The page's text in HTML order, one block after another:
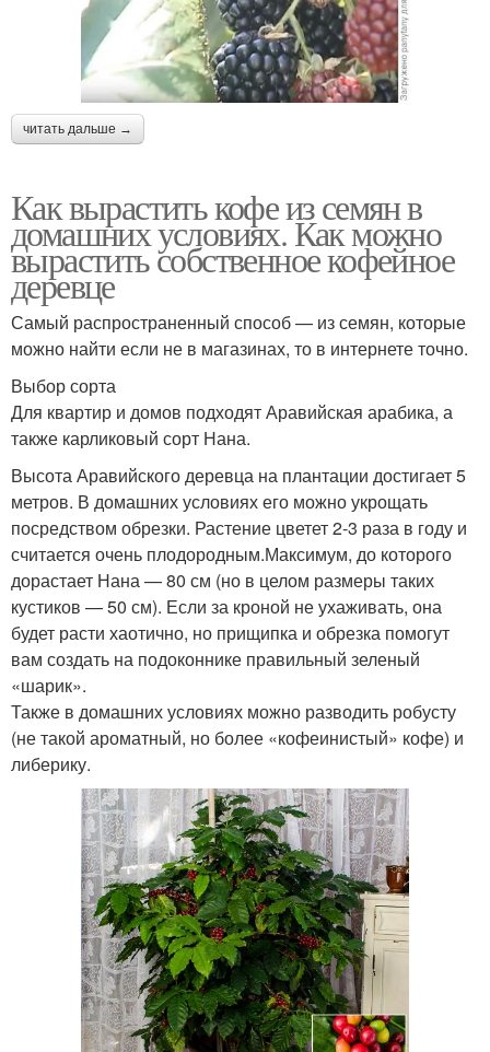
читать дальше →
Как вырастить кофе из семян в
домашних условиях. Как можно
вырастить собственное кофейное
деревце
Самый распространенный способ — из семян, которые
можно найти если не в магазинах, то в интернете точно.
Выбор сорта
Для квартир и домов подходят Аравийская арабика, а
также карликовый сорт Нана.
Высота Аравийского деревца на плантации достигает 5
метров. В домашних условиях его можно укрощать
посредством обрезки. Растение цветет 2-3 раза в году и
считается очень плодородным.Максимум, до которого
дорастает Нана — 80 см (но в целом размеры таких
кустиков — 50 см). Если за кроной не ухаживать, она
будет расти хаотично, но прищипка и обрезка помогут
вам создать на подоконнике правильный зеленый
«шарик».
Также в домашних условиях можно разводить робусту
(не такой ароматный, но более «кофеинистый» кофе) и
либерику.